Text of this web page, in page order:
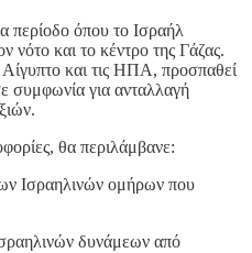
όπου το Ισραήλ
νότο και το κέντρο της Γάζας.
και τις ΗΠΑ, προσπαθεί
συμφωνία για ανταλλαγή
θα περιλάμβανε:
Ισραηλινών ομήρων που
δυνάμεων από